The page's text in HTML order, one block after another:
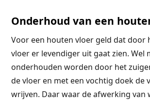
Onderhoud van een
Voor een houten vloer geld dat door
vloer er levendiger uit gaat zien. Wel
onderhouden worden door het
de vloer en met een vochtig doek de
wrijven. Daar waar de afwerking van